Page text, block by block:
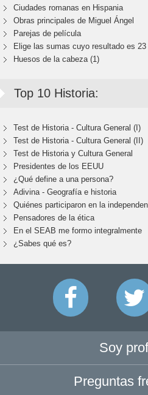
Ciudades romanas en Hispania
Obras principales de Miguel Ángel
Parejas de película
Elige las sumas cuyo resultado es 23
Huesos de la cabeza (1)
Top 10 Historia:
Test de Historia - Cultura General (I)
Test de Historia - Cultura General (II)
Test de Historia y Cultura General
Presidentes de los EEUU
¿Qué define a una persona?
Adivina - Geografía e historia
Quiénes participaron en la
Pensadores de la ética
En el SEAB me formo integralmente
¿Sabes qué es?
Soy
Preguntas